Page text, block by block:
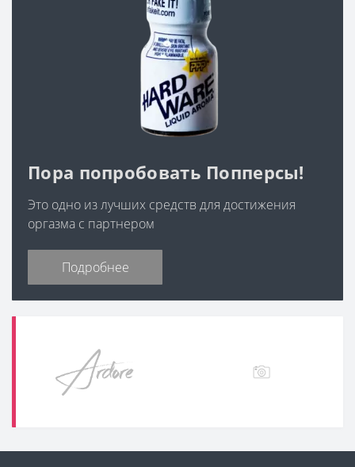
Пора попробовать Попперсы!
Это одно из лучших средств для достижения
оргазма с партнером
Подробнее